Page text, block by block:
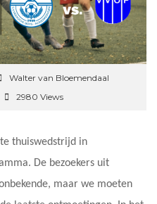
Walter van Bloemendaal
2980 Views
thuiswedstrijd in
De bezoekers uit
maar we moeten